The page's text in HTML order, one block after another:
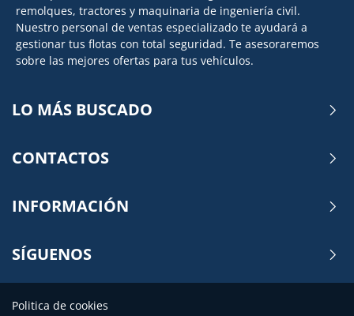
remolques, tractores y maquinaria de ingeniería civil.
Nuestro personal de ventas especializado te ayudará a
gestionar tus flotas con total seguridad. Te asesoraremos
sobre las mejores ofertas para tus vehículos.
LO MÁS BUSCADO
CONTACTOS
INFORMACIÓN
SÍGUENOS
Politica de cookies